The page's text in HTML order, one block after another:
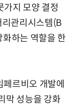
가지 모양 결정
관리시스템(B
하는 역할을 한
르비오 개발에
막 성능을 강화